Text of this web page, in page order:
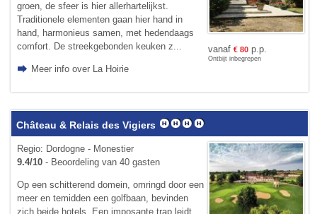
groen, de sfeer is hier allerhartelijkst.
Traditionele elementen gaan hier hand in
hand, harmonieus samen, met hedendaags
comfort. De streekgebonden keuken z...
Meer info over La Hoirie
vanaf € 80p.p.
Ontbijt inbegrepen
Château & Relais des Vigiers
Regio: Dordogne - Monestier
9.4/10- Beoordeling van 40 gasten
Op een schitterend domein, omringd door een
meer en temidden een golfbaan, bevinden
zich beide hotels. Een imposante trap leidt